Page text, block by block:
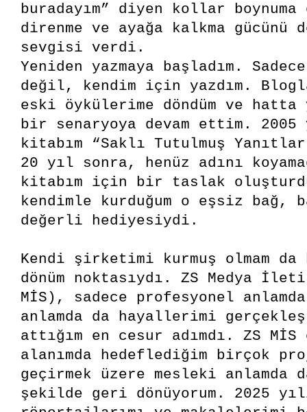
buradayım” diyen kollar boynuma
direnme ve ayağa kalkma gücünü
sevgisi verdi.
Yeniden yazmaya başladım.
değil, kendim için yazdım.
eski öykülerime döndüm ve hatta
bir senaryoya devam ettim.
kitabım “Saklı Tutulmuş
20 yıl sonra, henüz adını
kitabım için bir taslak
kendimle kurduğum o eşsiz bağ,
değerli hediyesiydi.
Kendi şirketimi kurmuş olmam
dönüm noktasıydı. ZS Medya
MİS), sadece profesyonel
anlamda da hayallerimi
attığım en cesur adımdı. ZS
alanımda hedeflediğim birçok
geçirmek üzere mesleki anlamda
şekilde geri dönüyorum. 2025